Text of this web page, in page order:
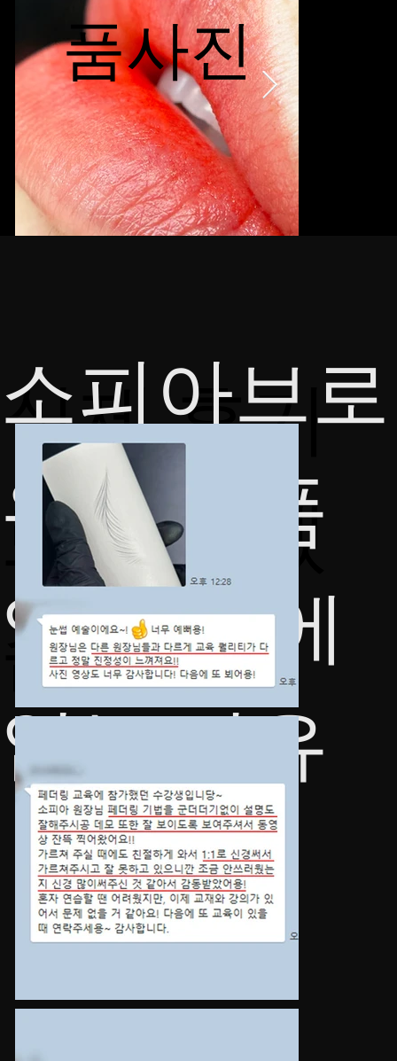
품사진
​​실제 후기
로 답하겠
습니다.
​소피아브로
우가 명품
일 수 밖에
없는 이유